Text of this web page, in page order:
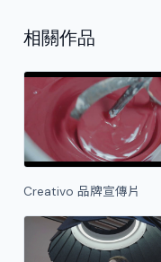
相關作品
Creativo 品牌宣傳片